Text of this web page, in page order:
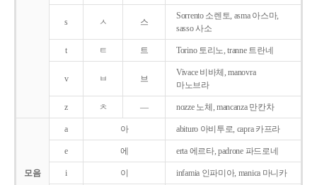
s ㅅ 스
Sorrento 소렌토, asma 아스마,
sasso 사소
t ㅌ 트 Torino 토리노, tranne 트란네
v ㅂ 브
Vivace 비바체, manovra
마노브라
z ㅊ ― nozze 노체, mancanza 만칸차
모음
a 아 abituro 아비투로, capra 카프라
e 에 erta 에르타, padrone 파드로네
i 이 infamia 인파미아, manica 마니카